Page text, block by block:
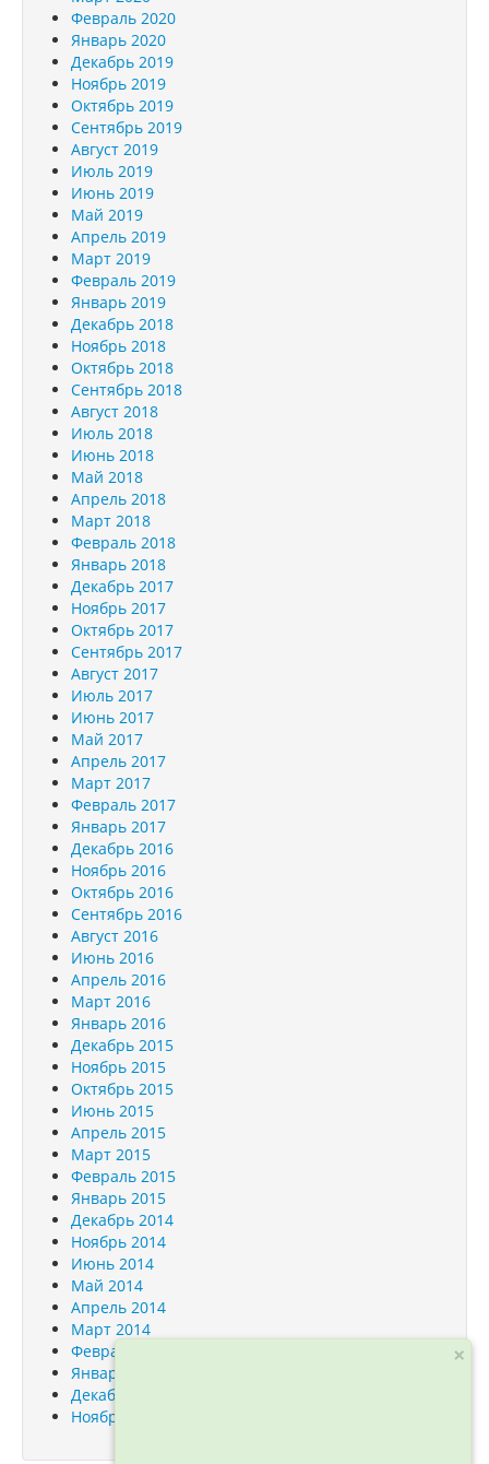
Февраль 2020
Январь 2020
Декабрь 2019
Ноябрь 2019
Октябрь 2019
Сентябрь 2019
Август 2019
Июль 2019
Июнь 2019
Май 2019
Апрель 2019
Март 2019
Февраль 2019
Январь 2019
Декабрь 2018
Ноябрь 2018
Октябрь 2018
Сентябрь 2018
Август 2018
Июль 2018
Июнь 2018
Май 2018
Апрель 2018
Март 2018
Февраль 2018
Январь 2018
Декабрь 2017
Ноябрь 2017
Октябрь 2017
Сентябрь 2017
Август 2017
Июль 2017
Июнь 2017
Май 2017
Апрель 2017
Март 2017
Февраль 2017
Январь 2017
Декабрь 2016
Ноябрь 2016
Октябрь 2016
Сентябрь 2016
Август 2016
Июнь 2016
Апрель 2016
Март 2016
Январь 2016
Декабрь 2015
Ноябрь 2015
Октябрь 2015
Июнь 2015
Апрель 2015
Март 2015
Февраль 2015
Январь 2015
Декабрь 2014
Ноябрь 2014
Июнь 2014
Май 2014
Апрель 2014
Март 2014
Февраль 2014
Январь 2014
Декабрь 2013
Ноябрь 2013
×